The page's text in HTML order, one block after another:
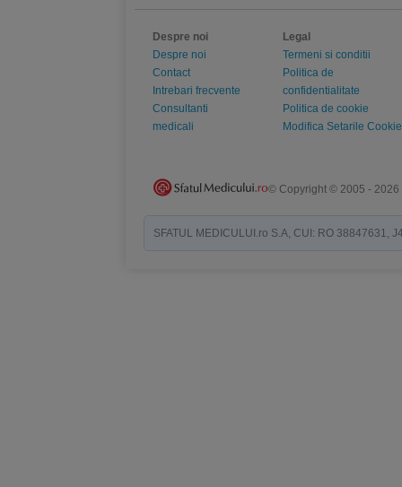
Despre noi
Despre noi
Contact
Intrebari frecvente
Consultanti
medicali
Legal
Termeni si conditii
Politica de
confidentialitate
Politica de cookie
Modifica Setarile Cookie
© Copyright © 2005 - 2026
SFATUL MEDICULUI.ro S.A, CUI: RO 38847631,